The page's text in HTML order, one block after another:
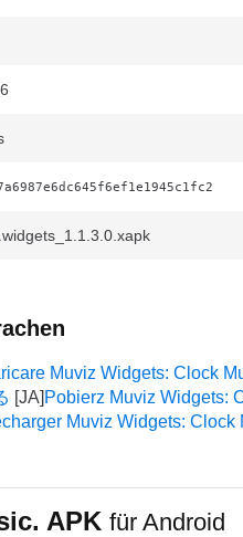
Muviz Widgets: Clock
Pobierz Muviz Widgets:
Muviz Widgets: Clock
APK für Android